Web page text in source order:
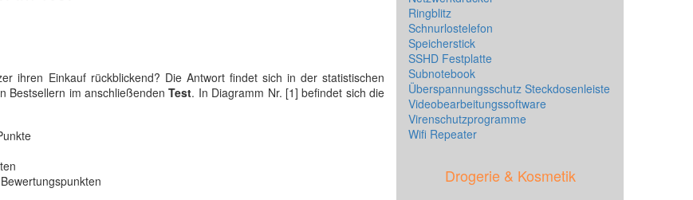
ihren Einkauf rückblickend? Die Antwort findet sich in der statistischen
Bestsellern im anschließendenTest. In Diagramm Nr. [1] befindet sich die
Ringblitz
Schnurlostelefon
Speicherstick
SSHD Festplatte
Subnotebook
Überspannungsschutz Steckdosenleiste
Videobearbeitungssoftware
Virenschutzprogramme
Wifi Repeater
Drogerie & Kosmetik